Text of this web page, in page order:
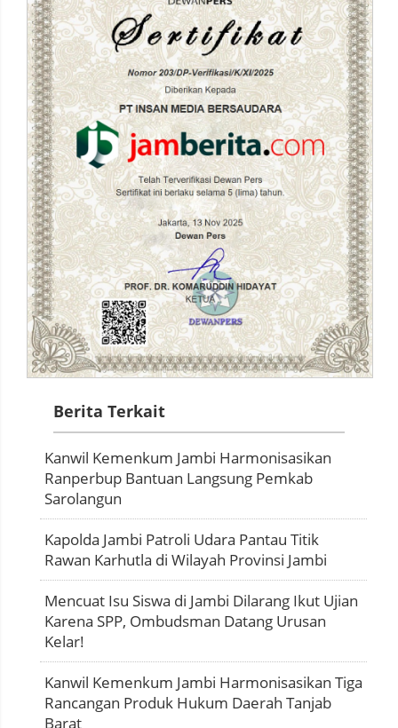
Berita Terkait
Kanwil Kemenkum Jambi Harmonisasikan
Ranperbup Bantuan Langsung Pemkab
Sarolangun
Kapolda Jambi Patroli Udara Pantau Titik
Rawan Karhutla di Wilayah Provinsi Jambi
Mencuat Isu Siswa di Jambi Dilarang Ikut Ujian
Karena SPP, Ombudsman Datang Urusan
Kelar!
Kanwil Kemenkum Jambi Harmonisasikan Tiga
Rancangan Produk Hukum Daerah Tanjab
Barat